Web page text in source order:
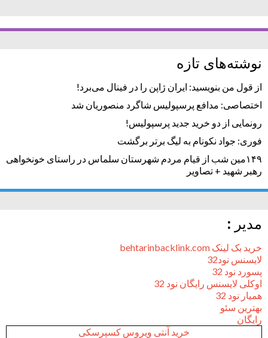
نوشته‌های تازه
از قول من بنویسید: ایران ژاپن را در فینال می‌برد!
اختصاصی: مدافع پرسپولیس شاگرد منصوریان شد
رونمایی از دو خرید جدید پرسپولیس!
فوری: جواد نکونام به لیگ برتر برگشت
۱۴۹مین شب از قیام مردم شهرستان سلماس در راستای خونخواهی
رهبر شهید + تصاویر
مدیر :
خرید بک لینک behtarinbacklink.com
لایسنس نود32
پسورد نود 32
اوکلی لایسنس رایگان نود 32
همیار نود 32
بهترین سئو
رایگان
خرید آنتی ویروس کسپرسکی